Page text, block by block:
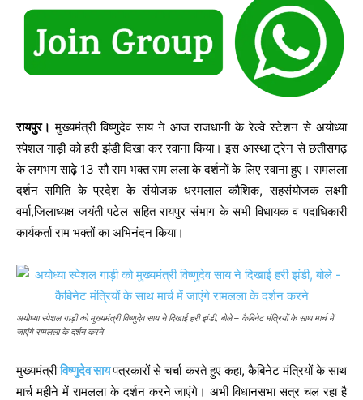
रायपुर। मुख्यमंत्री विष्णुदेव साय ने आज राजधानी के रेल्वे स्टेशन से अयोध्या
स्पेशल गाड़ी को हरी झंडी दिखा कर रवाना किया। इस आस्था ट्रेन से छतीसगढ़
के लगभग साढ़े 13 सौ राम भक्त राम लला के दर्शनों के लिए रवाना हुए। रामलला
दर्शन समिति के प्रदेश के संयोजक धरमलाल कौशिक, सहसंयोजक लक्ष्मी
वर्मा,जिलाध्यक्ष जयंती पटेल सहित रायपुर संभाग के सभी विधायक व पदाधिकारी
कार्यकर्ता राम भक्तों का अभिनंदन किया।
अयोध्या स्पेशल गाड़ी को मुख्यमंत्री विष्णुदेव साय ने दिखाई हरी झंडी, बोले – कैबिनेट मंत्रियों के साथ मार्च में
जाएंगे रामलला के दर्शन करने
मुख्यमंत्रीविष्णुदेव सायपत्रकारों से चर्चा करते हुए कहा, कैबिनेट मंत्रियों के साथ
मार्च महीने में रामलला के दर्शन करने जाएंगे। अभी विधानसभा सत्र चल रहा है